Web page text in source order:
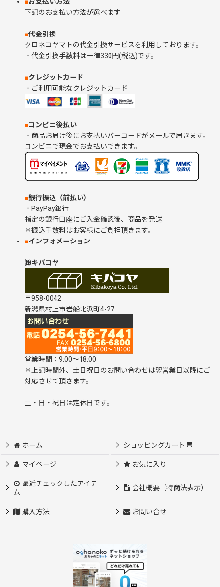
下記のお支払い方法が選べます
■代金引換
クロネコヤマトの代金引換サービスを利用しております。
・代金引換手数料は一律330円(税込)です。
■クレジットカード
・ご利用可能なクレジットカード
■コンビニ後払い
・商品お届け後にお支払いバーコードがメールで届きます。
コンビニで現金でお支払いできます。
■銀行振込（前払い）
・PayPay銀行
指定の銀行口座にご入金確認後、商品を発送
※振込手数料はお客様にご負担頂きます。
■インフォメーション
㈱キバコヤ
〒958-0042
新潟県村上市岩船北浜町4-27
営業時間：9:00～18:00
※上記時間外、土日祝日のお問い合わせは翌営業日以降にご
対応させて頂きます。
土・日・祝日は定休日です。
ホーム ショッピングカート
マイページ お気に入り
最近チェックしたアイテ
ム
会社概要（特商法表示）
購入方法 お問い合せ